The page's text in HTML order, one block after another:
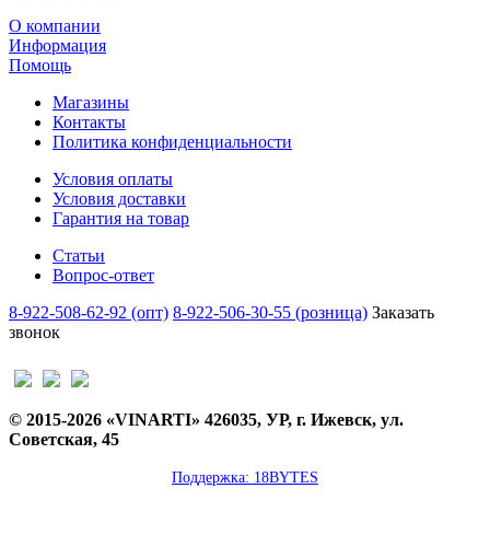
О компании
Информация
Помощь
Магазины
Контакты
Политика конфиденциальности
Условия оплаты
Условия доставки
Гарантия на товар
Статьи
Вопрос-ответ
8-922-508-62-92 (опт) 8-922-506-30-55 (розница) Заказать
звонок
© 2015-2026 «VINARTI» 426035, УР, г. Ижевск, ул.
Советская, 45
Поддержка: 18BYTES